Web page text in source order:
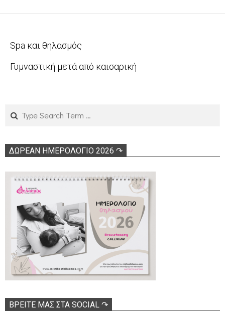
Spa και θηλασμός
04-
Γυμναστική μετά από καισαρική
15
Search
ΔΩΡΕΑΝ ΗΜΕΡΟΛΟΓΙΟ 2026 ↷
ΒΡΕΊΤΕ ΜΑΣ ΣΤΑ SOCIAL ↷